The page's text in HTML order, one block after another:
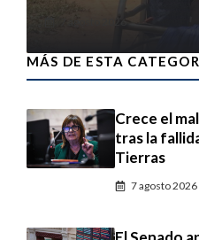
MÁS DE ESTA
Crece el
tras la
Tierras
7 agosto 2026